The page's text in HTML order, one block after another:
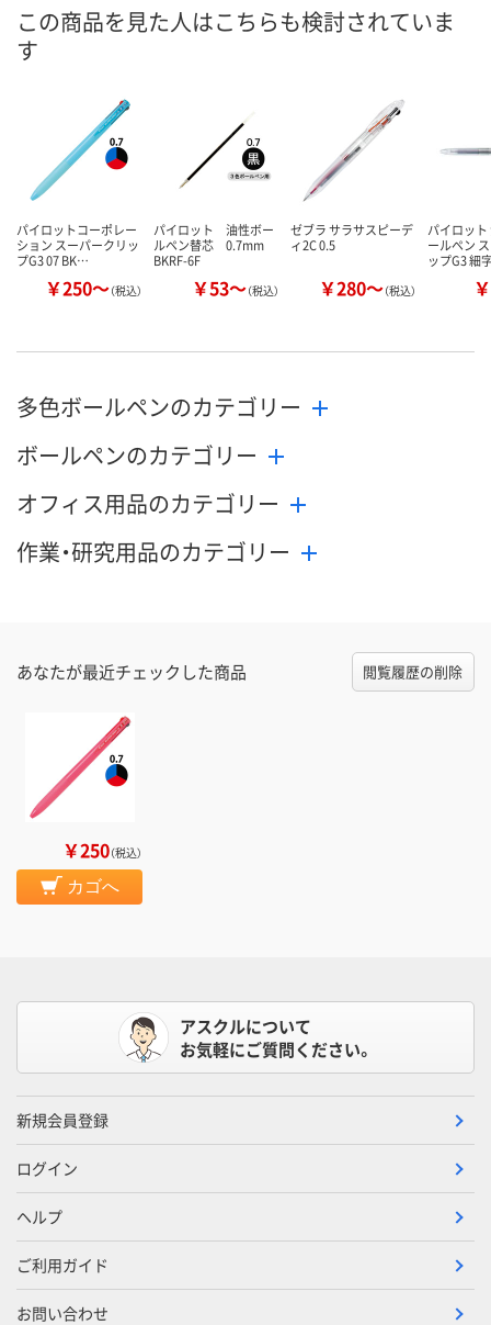
8月8日（土）
この商品を見た人はこちらも検討されていま
す
パイロットコーポレー
ション スーパークリッ
プG3 07 BK…
￥250～（税込）
パイロット 油性ボー
ルペン替芯 0.7mm
BKRF-6F
￥53～（税込）
ゼブラ サラサスピーデ
ィ2C 0.5
￥280～（税込）
パイロッ
ールペン
ップG3 細
多色ボールペンのカテゴリー
ボールペンのカテゴリー
オフィス用品のカテゴリー
作業・研究用品のカテゴリー
あなたが最近チェックした商品 閲覧履歴の削除
￥250（税込）
カゴへ
アスクルについて
お気軽にご質問ください。
新規会員登録
ログイン
ヘルプ
ご利用ガイド
お問い合わせ